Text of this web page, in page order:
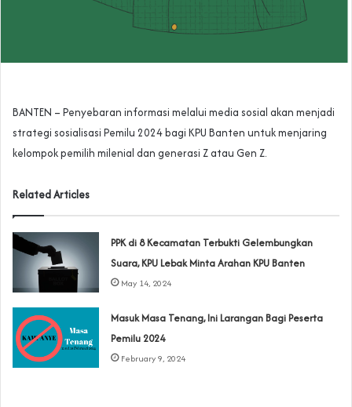
BANTEN – Penyebaran informasi melalui media sosial akan menjadi
strategi sosialisasi Pemilu 2024 bagi KPU Banten untuk menjaring
kelompok pemilih milenial dan generasi Z atau Gen Z.
Related Articles
PPK di 8 Kecamatan Terbukti Gelembungkan
Suara, KPU Lebak Minta Arahan KPU Banten
May 14, 2024
Masuk Masa Tenang, Ini Larangan Bagi Peserta
Pemilu 2024
February 9, 2024